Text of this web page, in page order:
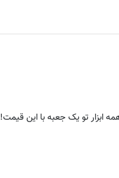
ابزار تو یک جعبه با این قیمت!